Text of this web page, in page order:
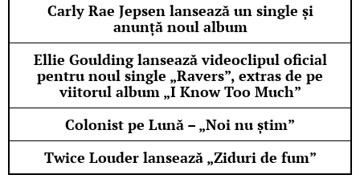
Carly Rae Jepsen lansează un single și
anunță noul album
Ellie Goulding lansează videoclipul oficial
pentru noul single „Ravers”, extras de pe
viitorul album „I Know Too Much”
Colonist pe Lună – „Noi nu știm”
Twice Louder lansează „Ziduri de fum”